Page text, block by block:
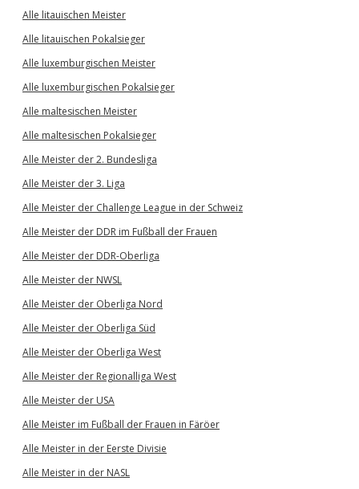
Alle litauischen Meister
Alle litauischen Pokalsieger
Alle luxemburgischen Meister
Alle luxemburgischen Pokalsieger
Alle maltesischen Meister
Alle maltesischen Pokalsieger
Alle Meister der 2. Bundesliga
Alle Meister der 3. Liga
Alle Meister der Challenge League in der Schweiz
Alle Meister der DDR im Fußball der Frauen
Alle Meister der DDR-Oberliga
Alle Meister der NWSL
Alle Meister der Oberliga Nord
Alle Meister der Oberliga Süd
Alle Meister der Oberliga West
Alle Meister der Regionalliga West
Alle Meister der USA
Alle Meister im Fußball der Frauen in Färöer
Alle Meister in der Eerste Divisie
Alle Meister in der NASL